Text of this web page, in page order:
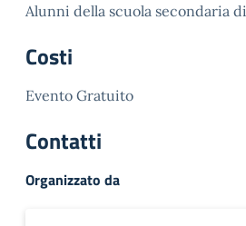
Alunni della scuola secondaria
Costi
Evento Gratuito
Contatti
Organizzato da